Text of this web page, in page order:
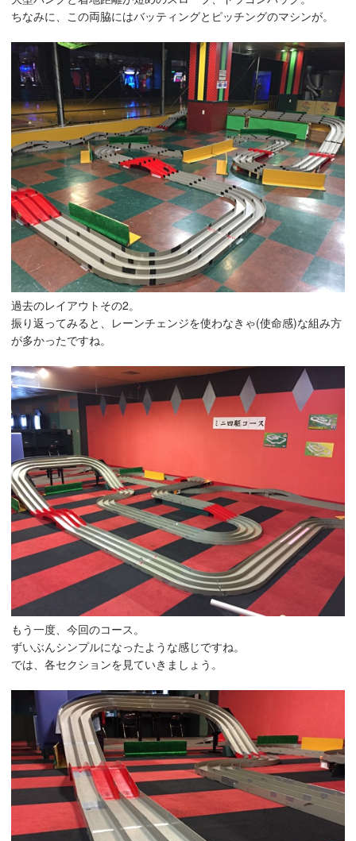
ちなみに、この両脇にはバッティングとピッチングのマシンが。
過去のレイアウトその2。
振り返ってみると、レーンチェンジを使わなきゃ(使命感)な組み方
が多かったですね。
もう一度、今回のコース。
ずいぶんシンプルになったような感じですね。
では、各セクションを見ていきましょう。